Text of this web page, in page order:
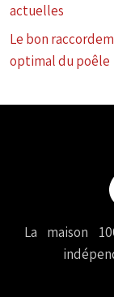
actuelles
Le bon
optimal du poêle
La maison